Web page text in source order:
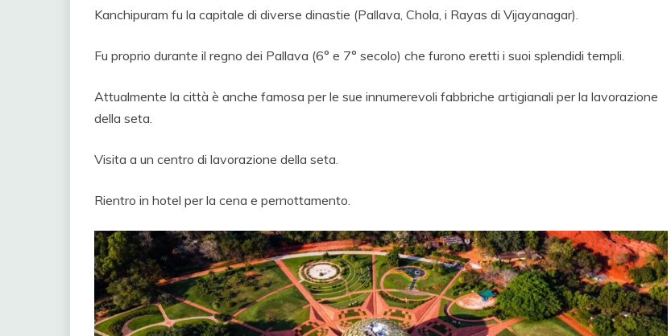
Kanchipuram fu la capitale di diverse dinastie (Pallava, Chola, i Rayas di Vijayanagar).
Fu proprio durante il regno dei Pallava (6° e 7° secolo) che furono eretti i suoi splendidi templi.
Attualmente la città è anche famosa per le sue innumerevoli fabbriche artigianali per la lavorazione
della seta.
Visita a un centro di lavorazione della seta.
Rientro in hotel per la cena e pernottamento.